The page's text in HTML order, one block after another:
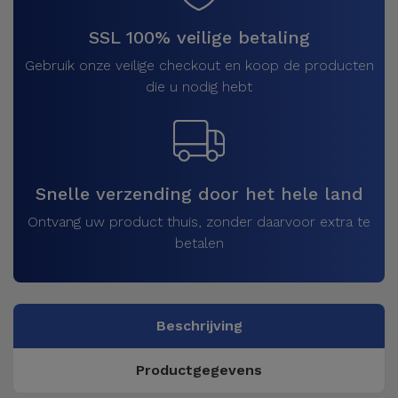
SSL 100% veilige betaling
Gebruik onze veilige checkout en koop de producten
die u nodig hebt
Snelle verzending door het hele land
Ontvang uw product thuis, zonder daarvoor extra te
betalen
Beschrijving
Productgegevens